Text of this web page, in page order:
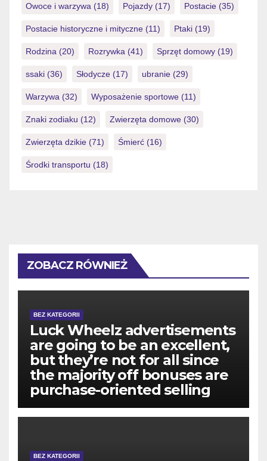
Owoce i warzywa (18) Pojazdy (17) Postacie (35)
Postacie historyczne i mityczne (11) Ptaki (19)
Rodzina (20) Rozrywka (41) Sprzęt domowy (19)
ssaki (36) Słodycze (17) ubranie (29)
Warzywa (32) Wyposażenie sportowe (11)
Znaki zodiaku (12) Zwierzęta domowe (30)
Zwierzęta dzikie (71) Śmierć (16)
Środki transportu (18)
ZOBACZ RÓWNIEŻ
BEZ KATEGORII
Luck Wheelz advertisements
are going to be an excellent,
but they’re not for all since
the majority off bonuses are
purchase-oriented selling
BEZ KATEGORII